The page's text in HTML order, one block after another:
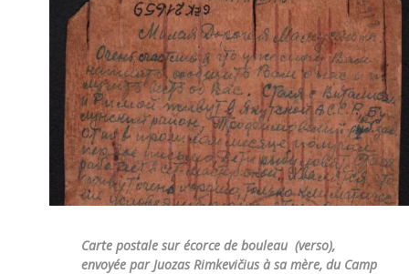
Carte postale sur écorce de bouleau (verso),
envoyée par Juozas Rimkevičius à sa mère, du Camp